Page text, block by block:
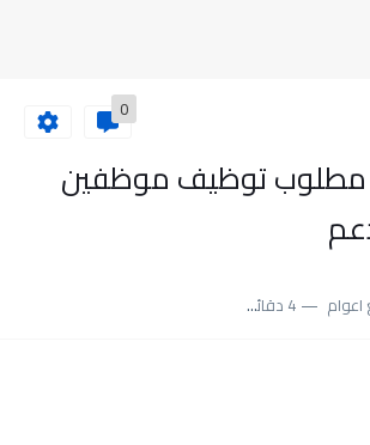
0
مطلوب توظيف موظفين
4 دقائق للقراءة